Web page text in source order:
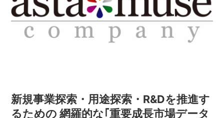
新規事業探索・用途探索・R&Dを推進す
るための 網羅的な｢重要成長市場データ